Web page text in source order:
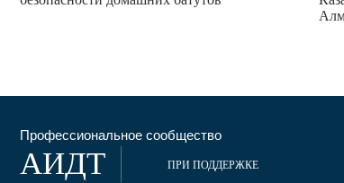
Профессиональное сообщество
АИДТ ПРИ ПОДДЕРЖКЕ